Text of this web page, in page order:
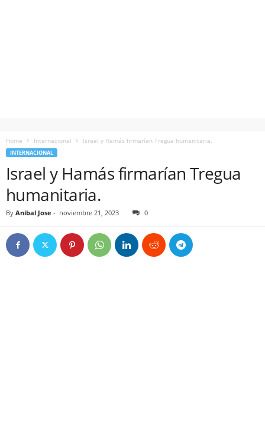
Home Internacional Israel y Hamás firmarían Tregua humanitaria.
INTERNACIONAL
Israel y Hamás firmarían Tregua
humanitaria.
By Anibal Jose - noviembre 21, 2023 0